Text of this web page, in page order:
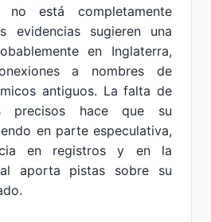
no está completamente
evidencias sugieren una
en Inglaterra,
a nombres de
antiguos. La falta de
precisos hace que su
en parte especulativa,
en registros y en la
aporta pistas sobre su